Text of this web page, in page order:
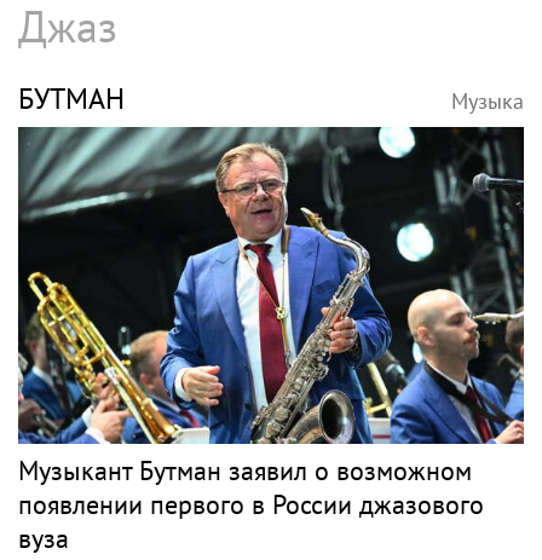
Джаз
БУТМАН Музыка
Музыкант Бутман заявил о возможном
появлении первого в России джазового
вуза